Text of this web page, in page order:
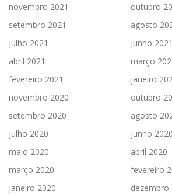
novembro 2021
outubro
setembro 2021
agosto
julho 2021
junho 2021
abril 2021
março
fevereiro 2021
janeiro
novembro 2020
outubro
setembro 2020
agosto
julho 2020
junho 2020
maio 2020
abril 2020
março 2020
fevereiro
janeiro 2020
dezembro